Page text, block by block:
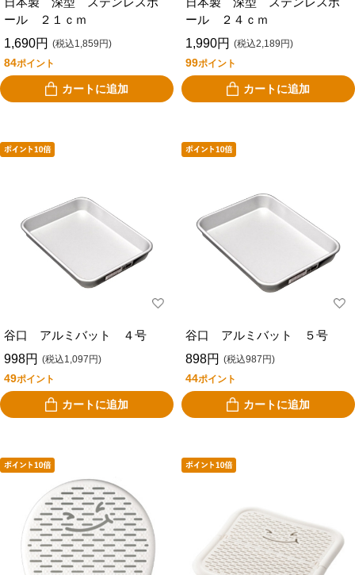
ール ２１ｃｍ
1,690円 (税込1,859円)
84ポイント
カートに追加
ール ２４ｃｍ
1,990円 (税込2,189円)
99ポイント
カートに追加
谷口 アルミバット ４号
998円 (税込1,097円)
49ポイント
カートに追加
谷口 アルミバット ５号
898円 (税込987円)
44ポイント
カートに追加